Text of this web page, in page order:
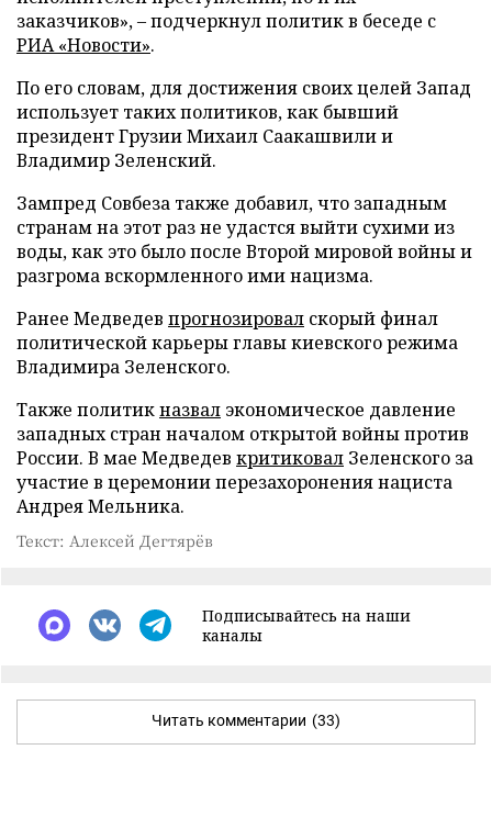
заказчиков», – подчеркнул политик в беседе с
РИА «Новости».
По его словам, для достижения своих целей Запад
использует таких политиков, как бывший
президент Грузии Михаил Саакашвили и
Владимир Зеленский.
Зампред Совбеза также добавил, что западным
странам на этот раз не удастся выйти сухими из
воды, как это было после Второй мировой войны и
разгрома вскормленного ими нацизма.
Ранее Медведев прогнозировал скорый финал
политической карьеры главы киевского режима
Владимира Зеленского.
Также политикназвал экономическое давление
западных стран началом открытой войны против
России. В мае Медведев критиковал Зеленского за
участие в церемонии перезахоронения нациста
Андрея Мельника.
Текст: Алексей Дегтярёв
Подписывайтесь на наши
каналы
Читать комментарии (33)